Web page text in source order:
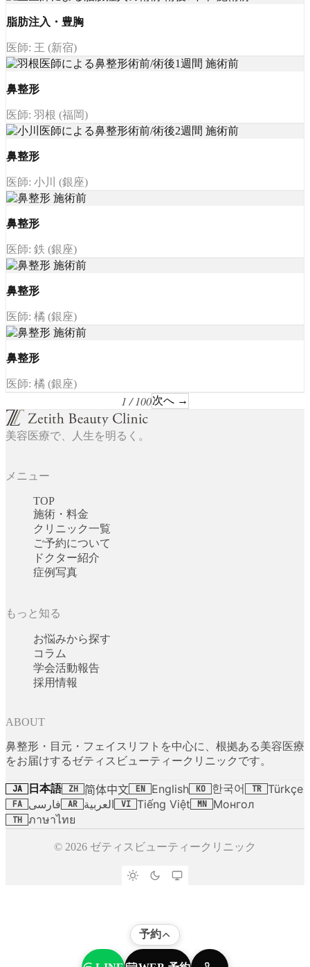
脂肪注入・豊胸
医師: 王 (新宿)
鼻整形
医師: 羽根 (福岡)
鼻整形
医師: 小川 (銀座)
鼻整形
医師: 鉄 (銀座)
鼻整形
医師: 橘 (銀座)
鼻整形
医師: 橘 (銀座)
1 / 100次へ →
美容医療で、人生を明るく。
メニュー
TOP
施術・料金
クリニック一覧
ご予約について
ドクター紹介
症例写真
もっと知る
お悩みから探す
コラム
学会活動報告
採用情報
ABOUT
鼻整形・目元・フェイスリフトを中心に、根拠ある美容医療
をお届けするゼティスビューティークリニックです。
JA 日本語 ZH 简体中文 EN English KO 한국어 TR Türkçe
FA فارسی AR العربية VI Tiếng Việt MN Монгол
TH ภาษาไทย
© 2026 ゼティスビューティークリニック
予約